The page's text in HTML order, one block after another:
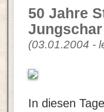
50 Jahre
Jungschar
(03.01.2004 -
In diesen